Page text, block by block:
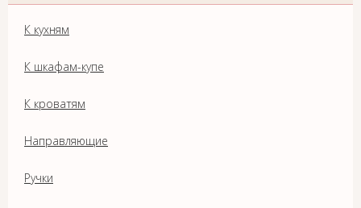
К кухням
К шкафам-купе
К кроватям
Направляющие
Ручки